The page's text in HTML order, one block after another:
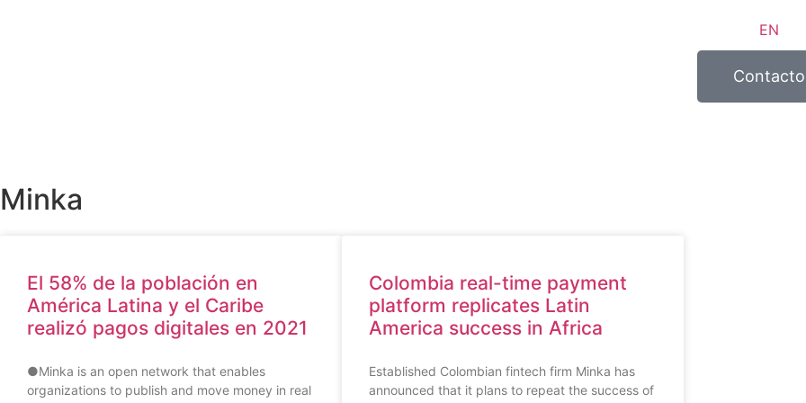
EN
Contacto
Minka
El 58% de la población en
América Latina y el Caribe
realizó pagos digitales en 2021
●Minka is an open network that enables
organizations to publish and move money in real
Colombia real-time payment
platform replicates Latin
America success in Africa
Established Colombian fintech firm Minka has
announced that it plans to repeat the success of